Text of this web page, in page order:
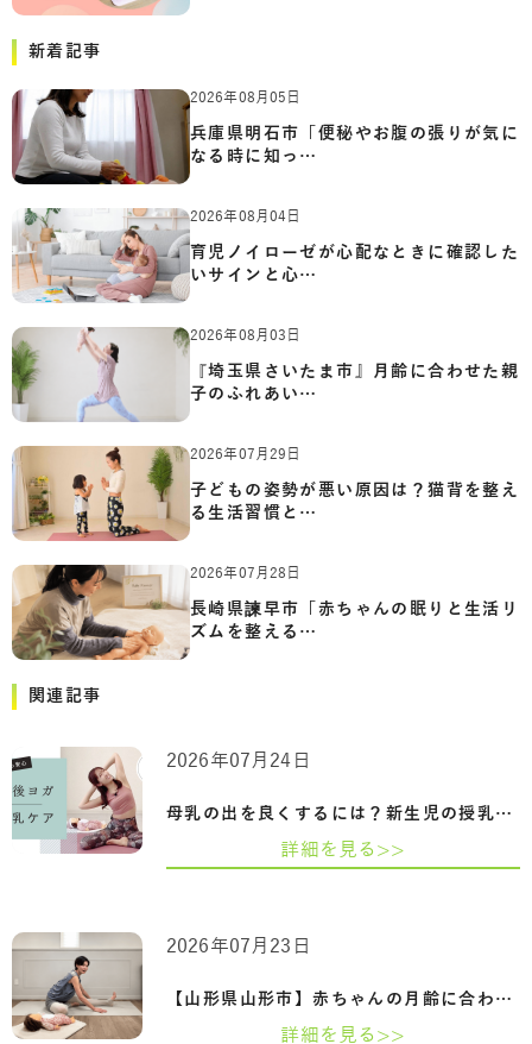
新着記事
2026年08月05日
兵庫県明石市「便秘やお腹の張りが気に
なる時に知っ…
2026年08月04日
育児ノイローゼが心配なときに確認した
いサインと心…
2026年08月03日
『埼玉県さいたま市』月齢に合わせた親
子のふれあい…
2026年07月29日
子どもの姿勢が悪い原因は？猫背を整え
る生活習慣と…
2026年07月28日
長崎県諫早市「赤ちゃんの眠りと生活リ
ズムを整える…
関連記事
母乳の出を良くするには？新生児の授乳回…
2026年07月24日
詳細を見る>>
【山形県山形市】赤ちゃんの月齢に合わせ…
2026年07月23日
詳細を見る>>